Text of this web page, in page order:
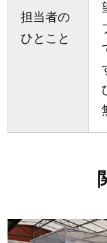
担当者の
ひとこと